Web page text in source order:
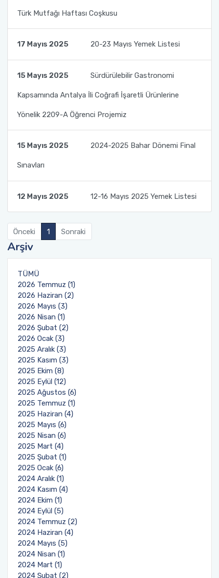
Türk Mutfağı Haftası Coşkusu
17 Mayıs 2025 20-23 Mayıs Yemek Listesi
15 Mayıs 2025 Sürdürülebilir Gastronomi
Kapsamında Antalya İli Coğrafi İşaretli Ürünlerine
Yönelik 2209-A Öğrenci Projemiz
15 Mayıs 2025 2024-2025 Bahar Dönemi Final
Sınavları
12 Mayıs 2025 12-16 Mayıs 2025 Yemek Listesi
Önceki 1 Sonraki
Arşiv
TÜMÜ
2026 Temmuz (1)
2026 Haziran (2)
2026 Mayıs (3)
2026 Nisan (1)
2026 Şubat (2)
2026 Ocak (3)
2025 Aralık (3)
2025 Kasım (3)
2025 Ekim (8)
2025 Eylül (12)
2025 Ağustos (6)
2025 Temmuz (1)
2025 Haziran (4)
2025 Mayıs (6)
2025 Nisan (6)
2025 Mart (4)
2025 Şubat (1)
2025 Ocak (6)
2024 Aralık (1)
2024 Kasım (4)
2024 Ekim (1)
2024 Eylül (5)
2024 Temmuz (2)
2024 Haziran (4)
2024 Mayıs (5)
2024 Nisan (1)
2024 Mart (1)
2024 Şubat (2)
Öğrenci Memnuniyet Anketi
Sınav Kuralları
Öğrenci El Kitabı
Geri Bildirimlere Yönelik İyileştirmeler
Yemekhane Menüsü
Uygulama ve Ödev Değerlendirme Kriterleri